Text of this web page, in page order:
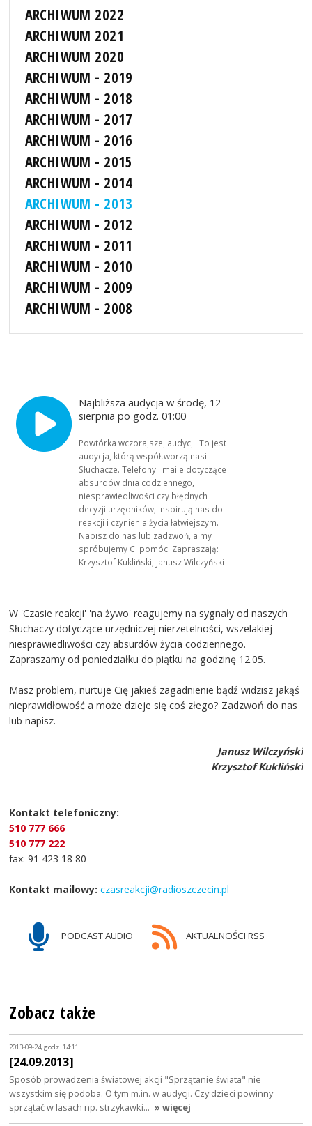
ARCHIWUM 2022
ARCHIWUM 2021
ARCHIWUM 2020
ARCHIWUM - 2019
ARCHIWUM - 2018
ARCHIWUM - 2017
ARCHIWUM - 2016
ARCHIWUM - 2015
ARCHIWUM - 2014
ARCHIWUM - 2013
ARCHIWUM - 2012
ARCHIWUM - 2011
ARCHIWUM - 2010
ARCHIWUM - 2009
ARCHIWUM - 2008
Najbliższa audycja w środę, 12
sierpnia po godz. 01:00
Powtórka wczorajszej audycji. To jest
audycja, którą współtworzą nasi
Słuchacze. Telefony i maile dotyczące
absurdów dnia codziennego,
niesprawiedliwości czy błędnych
decyzji urzędników, inspirują nas do
reakcji i czynienia życia łatwiejszym.
Napisz do nas lub zadzwoń, a my
spróbujemy Ci pomóc. Zapraszają:
Krzysztof Kukliński, Janusz Wilczyński
W 'Czasie reakcji' 'na żywo' reagujemy na sygnały od naszych
Słuchaczy dotyczące urzędniczej nierzetelności, wszelakiej
niesprawiedliwości czy absurdów życia codziennego.
Zapraszamy od poniedziałku do piątku na godzinę 12.05.
Masz problem, nurtuje Cię jakieś zagadnienie bądź widzisz jakąś
nieprawidłowość a może dzieje się coś złego? Zadzwoń do nas
lub napisz.
Janusz Wilczyński
Krzysztof Kukliński
Kontakt telefoniczny:
510 777 666
510 777 222
fax: 91 423 18 80
Kontakt mailowy: czasreakcji@radioszczecin.pl
PODCAST AUDIO AKTUALNOŚCI RSS
Zobacz także
2013-09-24, godz. 14:11
[24.09.2013]
Sposób prowadzenia światowej akcji "Sprzątanie świata" nie
wszystkim się podoba. O tym m.in. w audycji. Czy dzieci powinny
sprzątać w lasach np. strzykawki… » więcej